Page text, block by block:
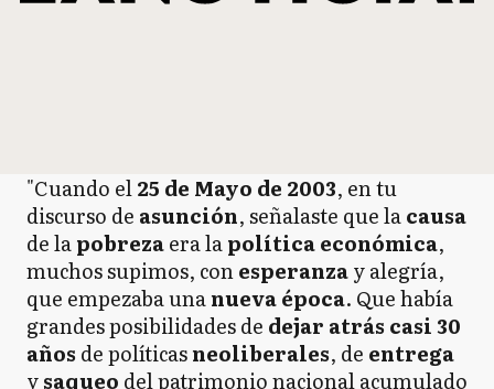
"Cuando el25 de Mayo de 2003, en tu
discurso de asunción, señalaste que lacausa
de lapobrezaera lapolítica económica,
muchos supimos, conesperanzay alegría,
que empezaba unanueva época. Que había
grandes posibilidades de dejar atrás casi 30
años de políticasneoliberales, de entrega
ysaqueo del patrimonio nacional acumulado